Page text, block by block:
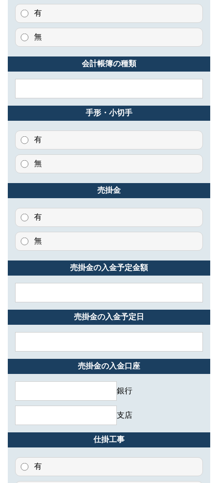
有
無
会計帳簿の種類
手形・小切手
有
無
売掛金
有
無
売掛金の入金予定金額
売掛金の入金予定日
売掛金の入金口座
銀行
支店
仕掛工事
有